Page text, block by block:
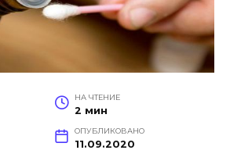
НА ЧТЕНИЕ
2 мин
ОПУБЛИКОВАНО
11.09.2020